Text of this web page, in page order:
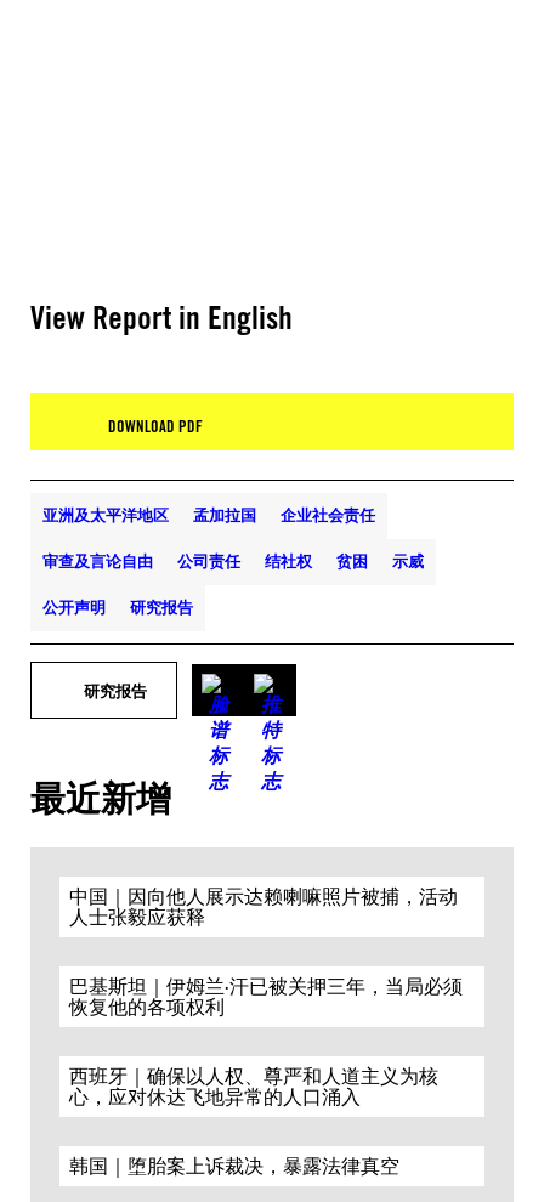
View Report in English
DOWNLOAD PDF
亚洲及太平洋地区 孟加拉国 企业社会责任
审查及言论自由 公司责任 结社权 贫困 示威
公开声明 研究报告
研究报告
最近新增
中国｜因向他人展示达赖喇嘛照片被捕，活动
人士张毅应获释
巴基斯坦｜伊姆兰·汗已被关押三年，当局必须
恢复他的各项权利
西班牙｜确保以人权、尊严和人道主义为核
心，应对休达飞地异常的人口涌入
韩国｜堕胎案上诉裁决，暴露法律真空